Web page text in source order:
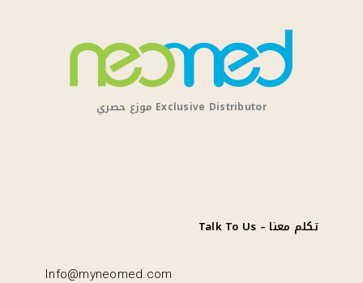
Exclusive Distributor موزع حصري
تكلم معنا – Talk To Us
Info@myneomed.com